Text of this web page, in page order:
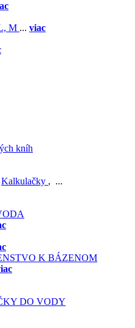
M ... viac
kníh
Kalkulačky , ...
K BÁZENOM
DO VODY